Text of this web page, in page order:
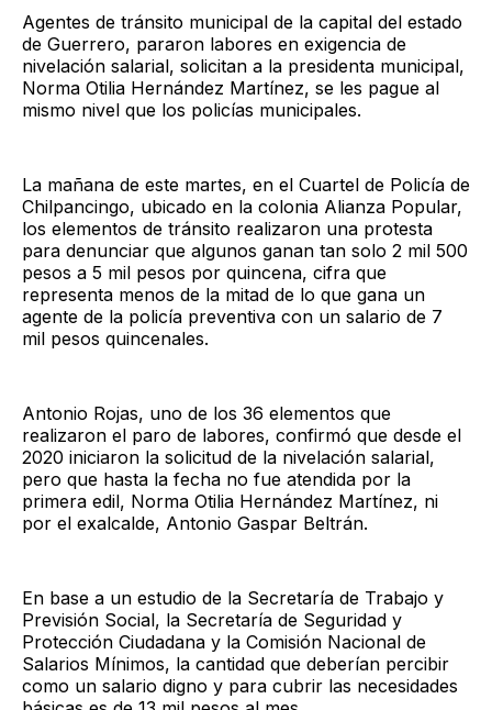
Agentes de tránsito municipal de la capital del estado
de Guerrero, pararon labores en exigencia de
nivelación salarial, solicitan a la presidenta municipal,
Norma Otilia Hernández Martínez, se les pague al
mismo nivel que los policías municipales.
La mañana de este martes, en el Cuartel de Policía de
Chilpancingo, ubicado en la colonia Alianza Popular,
los elementos de tránsito realizaron una protesta
para denunciar que algunos ganan tan solo 2 mil 500
pesos a 5 mil pesos por quincena, cifra que
representa menos de la mitad de lo que gana un
agente de la policía preventiva con un salario de 7
mil pesos quincenales.
Antonio Rojas, uno de los 36 elementos que
realizaron el paro de labores, confirmó que desde el
2020 iniciaron la solicitud de la nivelación salarial,
pero que hasta la fecha no fue atendida por la
primera edil, Norma Otilia Hernández Martínez, ni
por el exalcalde, Antonio Gaspar Beltrán.
En base a un estudio de la Secretaría de Trabajo y
Previsión Social, la Secretaría de Seguridad y
Protección Ciudadana y la Comisión Nacional de
Salarios Mínimos, la cantidad que deberían percibir
como un salario digno y para cubrir las necesidades